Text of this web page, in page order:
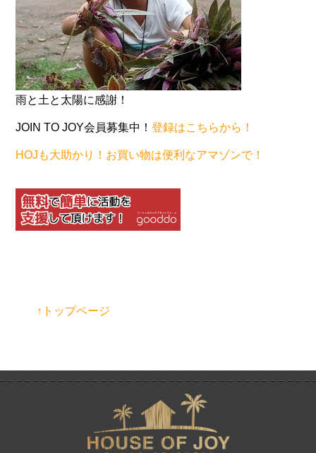
雨と土と太陽に感謝！
JOIN TO JOY会員募集中！登録はこちらから！
HOJも大助かり！お買い物は便利なアマゾンで！
↑トップページ